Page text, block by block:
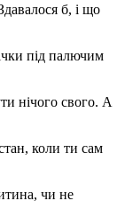
б, і що
під палючим
нічого свого. А
коли ти сам
чи не